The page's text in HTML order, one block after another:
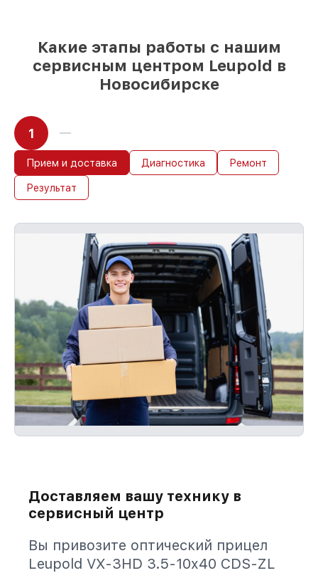
Какие этапы работы с нашим
сервисным центром Leupold в
Новосибирске
1
Прием и доставка Диагностика Ремонт
Результат
Доставляем вашу технику в
сервисный центр
Вы привозите оптический прицел
Leupold VX-3HD 3.5-10x40 CDS-ZL